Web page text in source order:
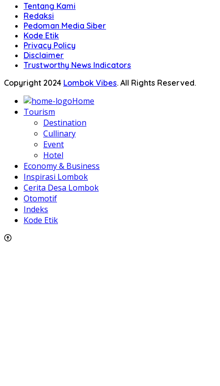
Tentang Kami
Redaksi
Pedoman Media Siber
Kode Etik
Privacy Policy
Disclaimer
Trustworthy News Indicators
Copyright 2024 Lombok Vibes. All Rights Reserved.
Home
Tourism
Destination
Cullinary
Event
Hotel
Economy & Business
Inspirasi Lombok
Cerita Desa Lombok
Otomotif
Indeks
Kode Etik